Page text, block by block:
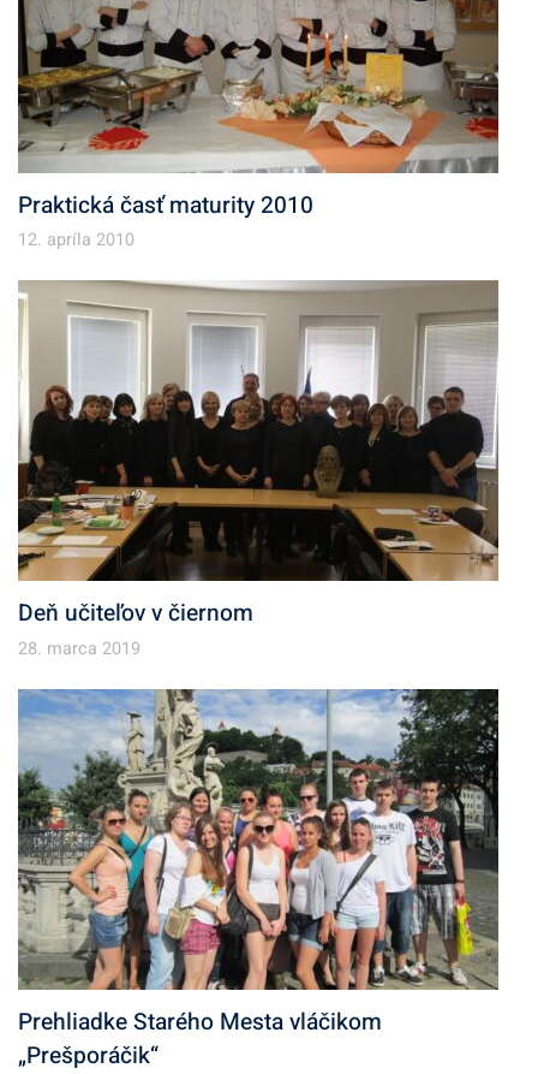
Praktická časť maturity 2010
12. apríla 2010
Deň učiteľov v čiernom
28. marca 2019
Prehliadke Starého Mesta vláčikom
„Prešporáčik“